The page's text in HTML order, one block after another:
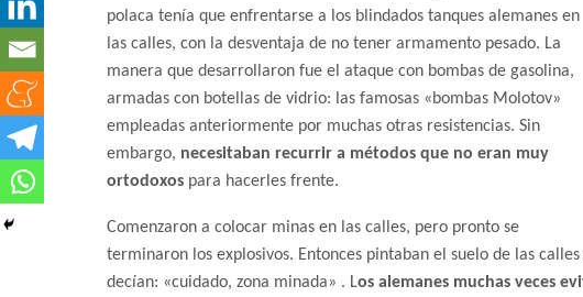
polaca tenía que enfrentarse a los blindados tanques alemanes en
las calles, con la desventaja de no tener armamento pesado. La
manera que desarrollaron fue el ataque con bombas de gasolina,
armadas con botellas de vidrio: las famosas «bombas Molotov»
empleadas anteriormente por muchas otras resistencias. Sin
embargo, necesitaban recurrir a métodos que no eran muy
ortodoxos para hacerles frente.
Comenzaron a colocar minas en las calles, pero pronto se
terminaron los explosivos. Entonces pintaban el suelo de las
decían: «cuidado, zona minada» . Los alemanes muchas veces